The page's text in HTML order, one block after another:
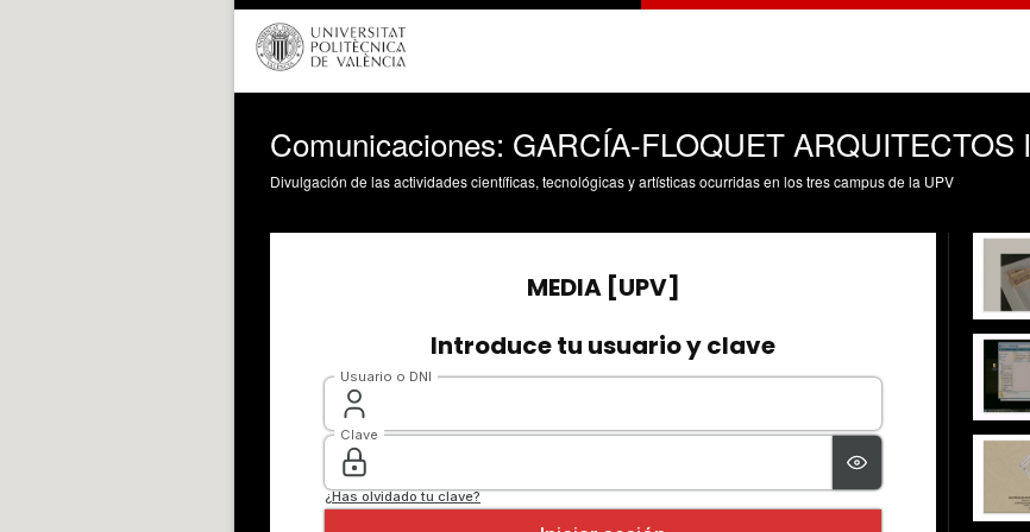
Comunicaciones: GARCÍA-FLOQUET ARQUITECTOS I
Divulgación de las actividades científicas, tecnológicas y artísticas ocurridas en los tres campus de la UPV